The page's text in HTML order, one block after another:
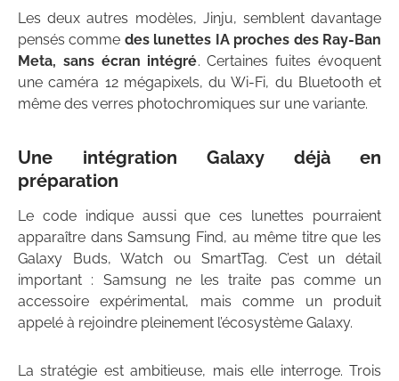
Les deux autres modèles, Jinju, semblent davantage
pensés comme des lunettes IA proches des Ray-Ban
Meta, sans écran intégré. Certaines fuites évoquent
une caméra 12 mégapixels, du Wi-Fi, du Bluetooth et
même des verres photochromiques sur une variante.
Une intégration Galaxy déjà en
préparation
Le code indique aussi que ces lunettes pourraient
apparaître dans Samsung Find, au même titre que les
Galaxy Buds, Watch ou SmartTag. C’est un détail
important : Samsung ne les traite pas comme un
accessoire expérimental, mais comme un produit
appelé à rejoindre pleinement l’écosystème Galaxy.
La stratégie est ambitieuse, mais elle interroge. Trois